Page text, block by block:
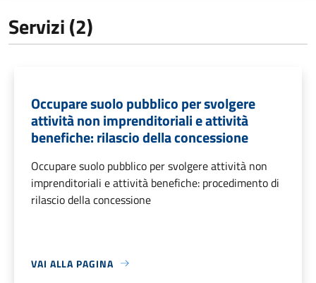
Servizi (2)
Occupare suolo pubblico per svolgere
attività non imprenditoriali e attività
benefiche: rilascio della concessione
Occupare suolo pubblico per svolgere attività non
imprenditoriali e attività benefiche: procedimento di
rilascio della concessione
VAI ALLA PAGINA